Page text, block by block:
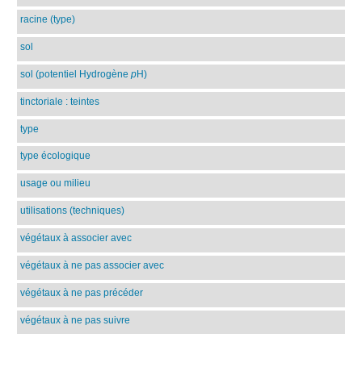
racine (type)
sol
sol (potentiel Hydrogène pH)
tinctoriale : teintes
type
type écologique
usage ou milieu
utilisations (techniques)
végétaux à associer avec
végétaux à ne pas associer avec
végétaux à ne pas précéder
végétaux à ne pas suivre